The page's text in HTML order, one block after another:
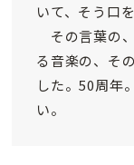
いて、そう口
その言葉の
る音楽の、そ
した。50周年
い。